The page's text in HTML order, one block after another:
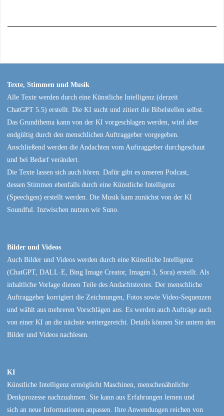
Texte, Stimmen und Musik
Alle Texte werden durch eine Künstliche Intelligenz (derzeit
ChatGPT 5.5) erstellt. Die KI sucht und zitiert die Bibelstellen selbst.
Das Grundthema kann von der KI vorgeschlagen werden, wird aber
endgültig durch den menschlichen Auftraggeber vorgegeben.
Anschließend werden die Andachten vom Auftraggeber durchgeschaut
und bei Bedarf verändert.
Die Texte lassen sich auch hören. Dafür gibt es unseren Podcast,
dessen Stimmen ebenfalls durch eine Künstliche Intelligenz
(Speechgen) erstellt werden. Die Musik kam zunächst von der KI
Soundful. Inzwischen nutzen wir Suno.
Bilder und Videos
Auch Bilder und Videos werden durch eine Künstliche Intelligenz
(ChatGPT, DALL·E, Bing Image Creator, Imagen 3, Sora) erstellt. Als
inhaltliche Vorlage dienen Teile des Andachtstextes. Der menschliche
Auftraggeber korrigiert die Zeichnungen, Fotos sowie Video-Sequenzen
und wählt aus mehreren Vorschlägen aus. Es werden auch Aufträge auch
von einer KI an die nächste weitergereicht. Details können Sie untern den
Bilder und Videos nachlesen.
KI
Künstliche Intelligenz ermöglicht Maschinen, menschenähnliche
Denkprozesse nachzuahmen. Sie kann aus Erfahrungen lernen und
sich an neue Informationen anpassen. Ihre Anwendungen reichen von